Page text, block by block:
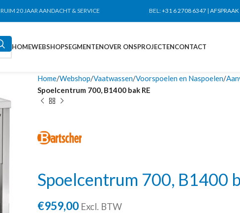
RUIM 20 JAAR AANDACHT & SERVICE BEL:+31 6 2708 6347 |
HOMEWEBSHOPSEGMENTENOVER ONSPROJECTENCONTACT
Home Webshop Vaatwassen Voorspoelen en Naspoelen
Spoelcentrum 700, B1400 bak RE
Spoelcentrum 700, B1400
€959,00 Excl. BTW